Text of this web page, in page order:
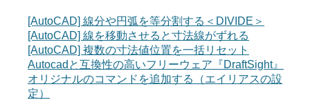
[AutoCAD] 線分や円弧を等分割する＜DIVIDE＞
[AutoCAD] 線を移動させると寸法線がずれる
[AutoCAD] 複数の寸法値位置を一括リセット
Autocadと互換性の高いフリーウェア『DraftSight』
オリジナルのコマンドを追加する（エイリアスの設
定）